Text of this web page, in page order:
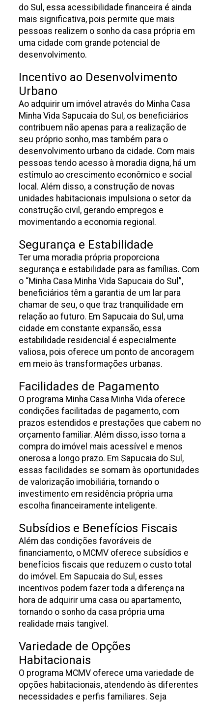
do Sul, essa acessibilidade financeira é ainda
mais significativa, pois permite que mais
pessoas realizem o sonho da casa própria em
uma cidade com grande potencial de
desenvolvimento.
Incentivo ao Desenvolvimento
Urbano
Ao adquirir um imóvel através do Minha Casa
Minha Vida Sapucaia do Sul, os beneficiários
contribuem não apenas para a realização de
seu próprio sonho, mas também para o
desenvolvimento urbano da cidade. Com mais
pessoas tendo acesso à moradia digna, há um
estímulo ao crescimento econômico e social
local. Além disso, a construção de novas
unidades habitacionais impulsiona o setor da
construção civil, gerando empregos e
movimentando a economia regional.
Segurança e Estabilidade
Ter uma moradia própria proporciona
segurança e estabilidade para as famílias. Com
o “Minha Casa Minha Vida Sapucaia do Sul”,
beneficiários têm a garantia de um lar para
chamar de seu, o que traz tranquilidade em
relação ao futuro. Em Sapucaia do Sul, uma
cidade em constante expansão, essa
estabilidade residencial é especialmente
valiosa, pois oferece um ponto de ancoragem
em meio às transformações urbanas.
Facilidades de Pagamento
O programa Minha Casa Minha Vida oferece
condições facilitadas de pagamento, com
prazos estendidos e prestações que cabem no
orçamento familiar. Além disso, isso torna a
compra do imóvel mais acessível e menos
onerosa a longo prazo. Em Sapucaia do Sul,
essas facilidades se somam às oportunidades
de valorização imobiliária, tornando o
investimento em residência própria uma
escolha financeiramente inteligente.
Subsídios e Benefícios Fiscais
Além das condições favoráveis de
financiamento, o MCMV oferece subsídios e
benefícios fiscais que reduzem o custo total
do imóvel. Em Sapucaia do Sul, esses
incentivos podem fazer toda a diferença na
hora de adquirir uma casa ou apartamento,
tornando o sonho da casa própria uma
realidade mais tangível.
Variedade de Opções
Habitacionais
O programa MCMV oferece uma variedade de
opções habitacionais, atendendo às diferentes
necessidades e perfis familiares. Seja